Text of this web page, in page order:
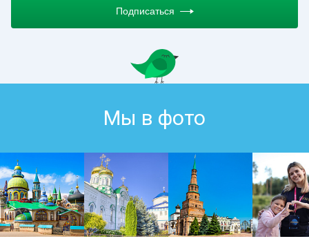
Подписаться
Мы в фото